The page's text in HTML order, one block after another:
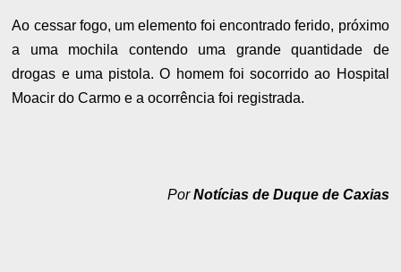
Ao cessar fogo, um elemento foi encontrado ferido, próximo
a uma mochila contendo uma grande quantidade de
drogas e uma pistola. O homem foi socorrido ao Hospital
Moacir do Carmo e a ocorrência foi registrada.
PorNotícias de Duque de Caxias